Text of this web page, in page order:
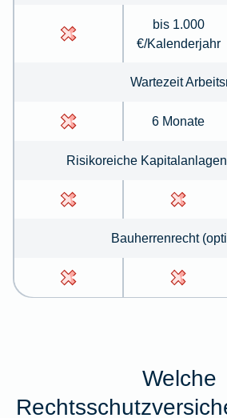
bis 1.000
€/Kalenderjahr
Wartezeit
6 Monate
Risikoreiche
Bauherrenrecht
Welche